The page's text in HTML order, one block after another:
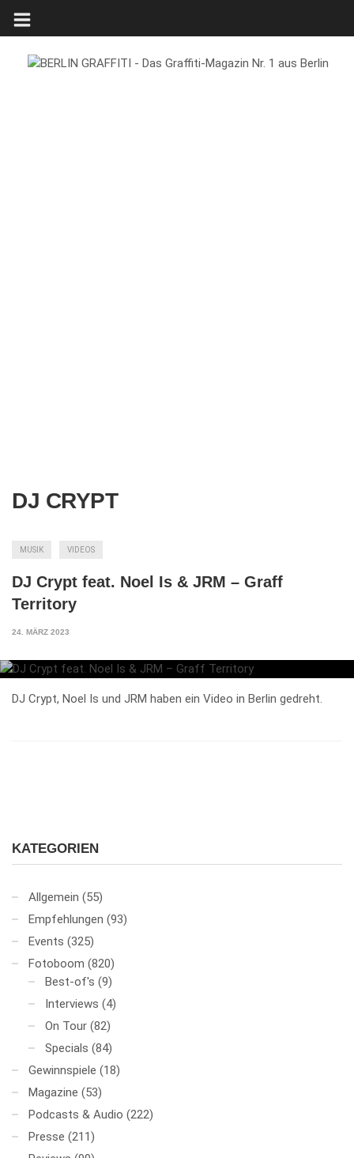
DJ CRYPT
MUSIK VIDEOS
DJ Crypt feat. Noel Is & JRM – Graff
Territory
24. MÄRZ 2023
DJ Crypt, Noel Is und JRM haben ein Video in Berlin gedreht.
KATEGORIEN
Allgemein (55)
Empfehlungen (93)
Events (325)
Fotoboom (820)
Best-of's (9)
Interviews (4)
On Tour (82)
Specials (84)
Gewinnspiele (18)
Magazine (53)
Podcasts & Audio (222)
Presse (211)